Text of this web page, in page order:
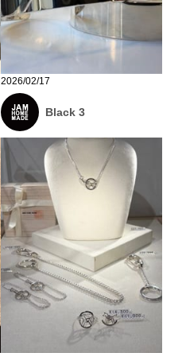
2026/02/17
Black 3